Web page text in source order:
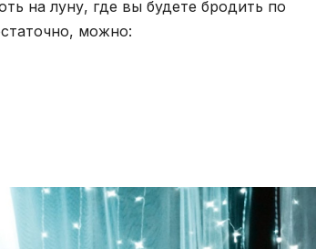
на луну, где вы будете бродить по
можно: